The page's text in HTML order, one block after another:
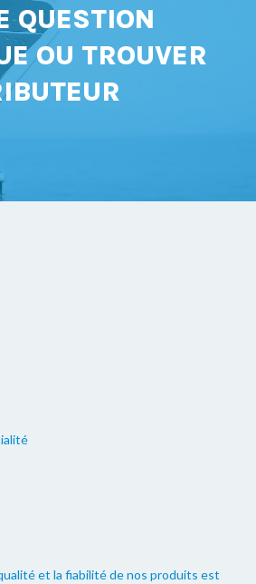
QUESTION
OU TROUVER
et la fiabilité de nos produits est